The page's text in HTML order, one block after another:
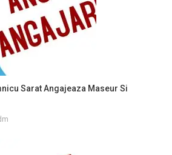
Sarat Angajeaza Maseur Si